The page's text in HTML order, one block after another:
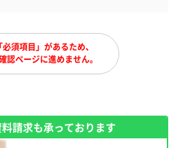
須項目」があるため、
認ページに進めません。
請求も承っております